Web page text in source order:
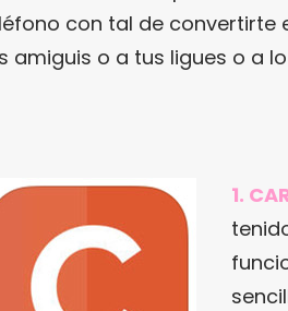
con tal de convertirte
amiguis o a tus ligues o a
1.